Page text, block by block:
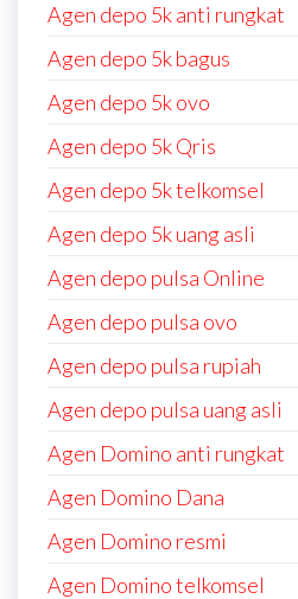
Agen depo 5k anti rungkat
Agen depo 5k bagus
Agen depo 5k ovo
Agen depo 5k Qris
Agen depo 5k telkomsel
Agen depo 5k uang asli
Agen depo pulsa Online
Agen depo pulsa ovo
Agen depo pulsa rupiah
Agen depo pulsa uang asli
Agen Domino anti rungkat
Agen Domino Dana
Agen Domino resmi
Agen Domino telkomsel